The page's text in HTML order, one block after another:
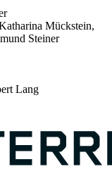
Mückstein,
Steiner
Lang